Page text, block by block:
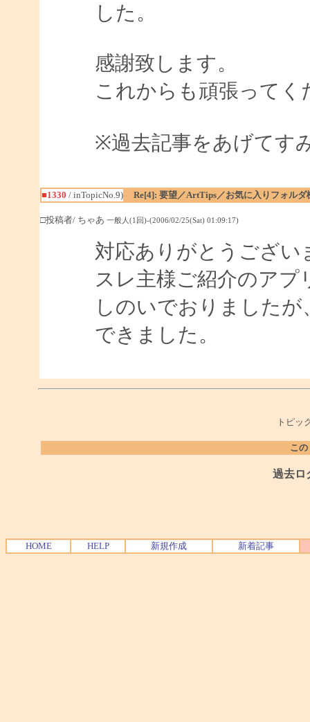
した。
感謝致します。
これからも頑張ってく
※過去記事をあげてす
■1330 / inTopicNo.9) Re[4]: 要望／ArtTips／お気に入りフォルダ
□投稿者/ ちゃあ 一般人(1回)-(2006/02/25(Sat) 01:09:17)
対応ありがとうござい
スレ主様ご紹介のア
しのいでおりました
できました。
トピッ
こ
過去ロ
HOME HELP 新規作成 新着記事